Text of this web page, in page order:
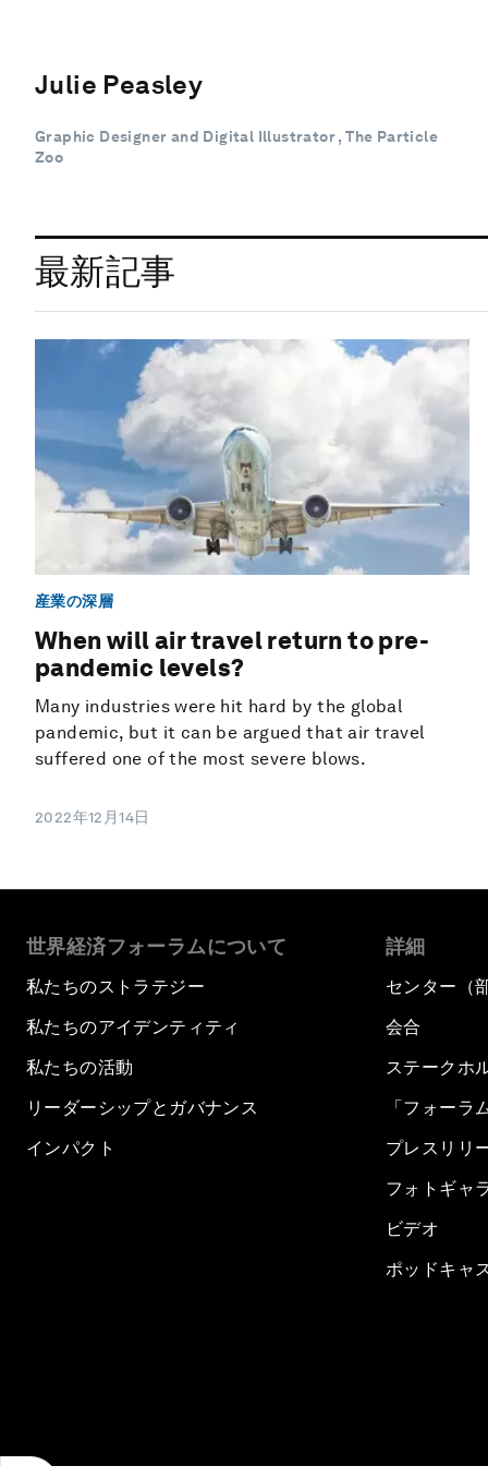
Julie Peasley
Graphic Designer and Digital Illustrator , The Particle
Zoo
最新記事
産業の深層
When will air travel return to pre-
pandemic levels?
Many industries were hit hard by the global
pandemic, but it can be argued that air travel
suffered one of the most severe blows.
2022年12月14日
世界経済フォーラムについて
私たちのストラテジー
私たちのアイデンティティ
私たちの活動
リーダーシップとガバナンス
インパクト
詳細
センター（
会合
ステークホ
「フォーラ
プレスリリ
フォトギャ
ビデオ
ポッドキャ